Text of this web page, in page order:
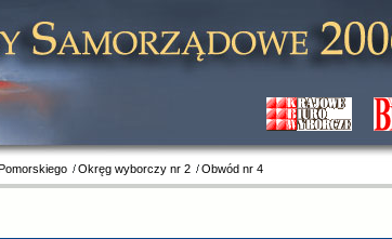
Okręg wyborczy nr 2 Obwód nr 4